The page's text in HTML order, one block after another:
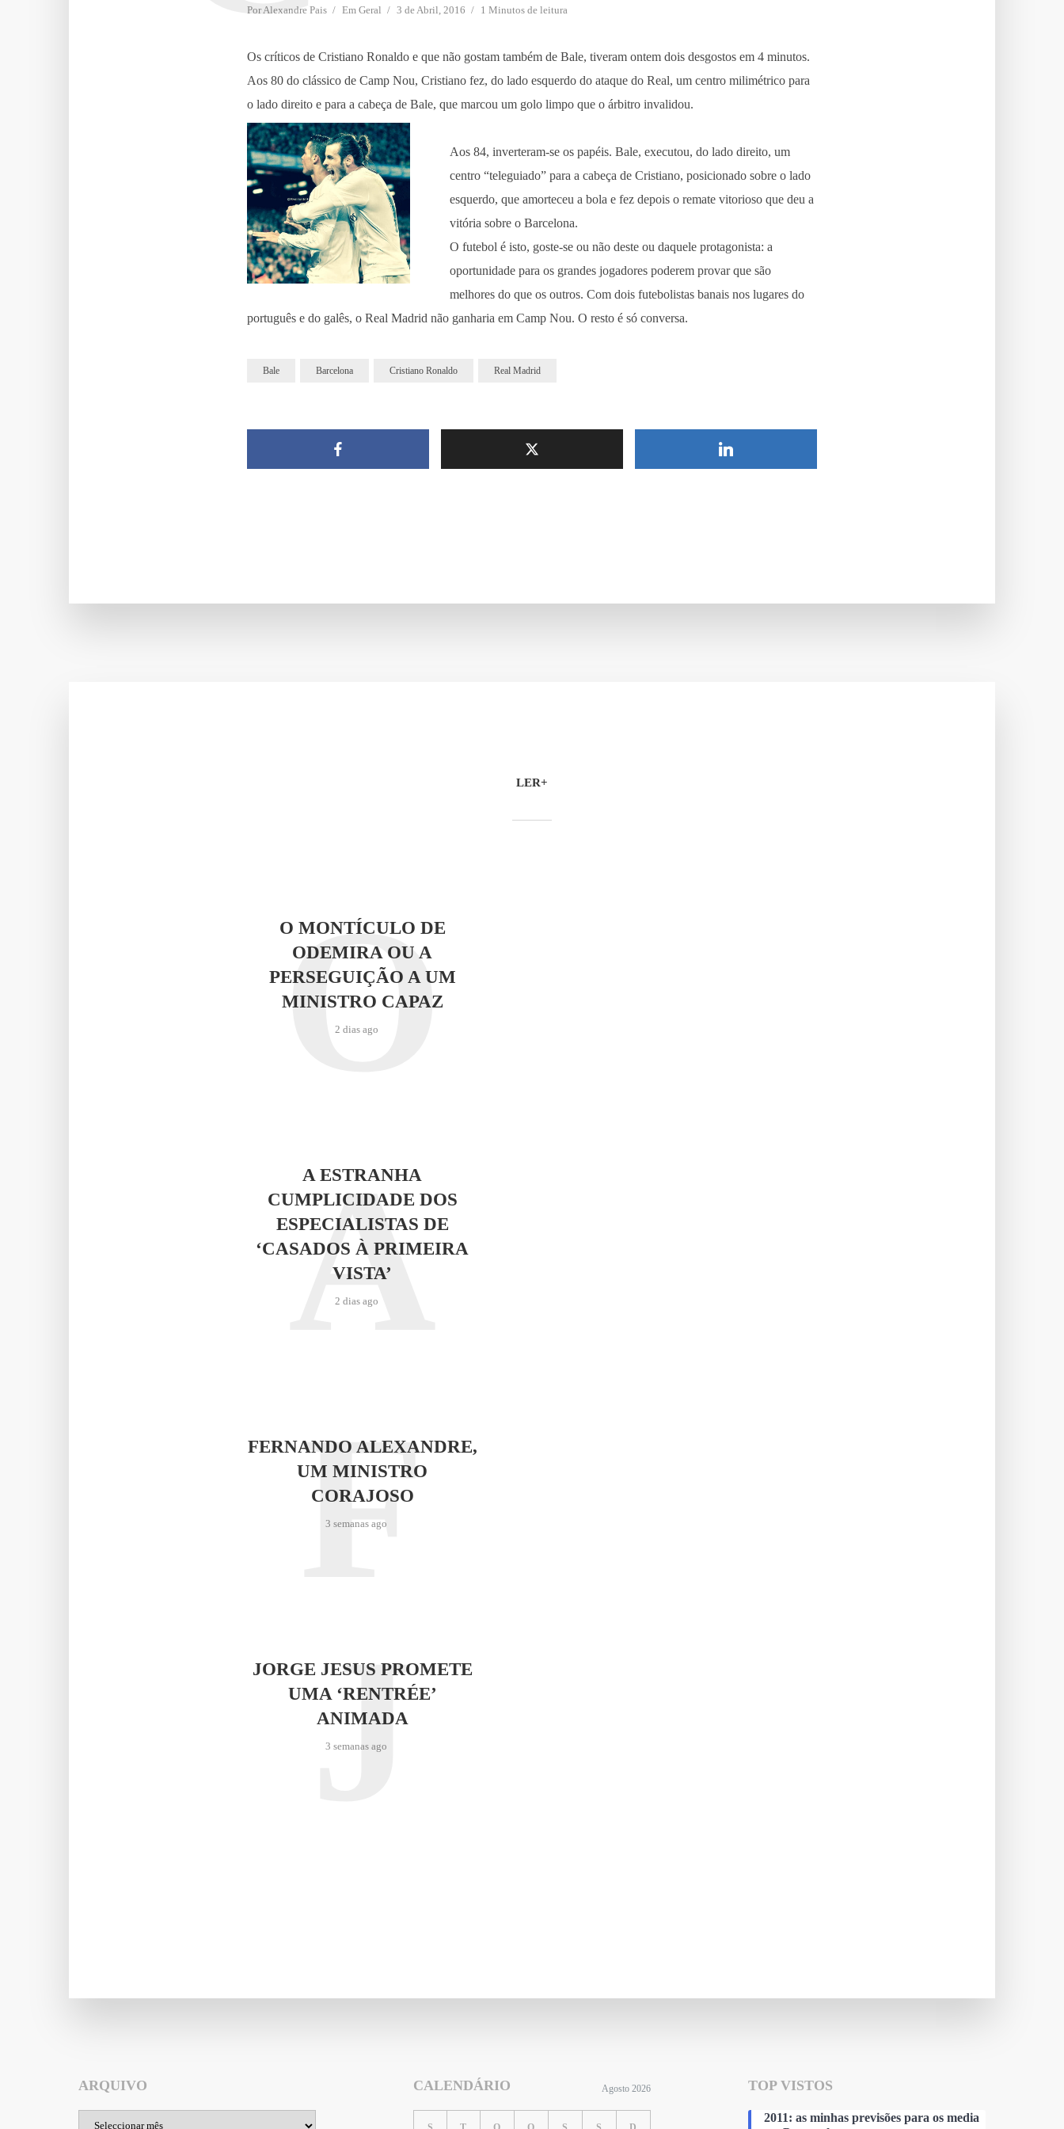
PorAlexandre Pais Em Geral 3 de Abril, 2016 1 Minutos de leitura
Os críticos de Cristiano Ronaldo e que não gostam também de Bale, tiveram ontem dois desgostos em 4 minutos.
Aos 80 do clássico de Camp Nou, Cristiano fez, do lado esquerdo do ataque do Real, um centro milimétrico para
o lado direito e para a cabeça de Bale, que marcou um golo limpo que o árbitro invalidou.
Aos 84, inverteram-se os papéis. Bale, executou, do lado direito, um
centro “teleguiado” para a cabeça de Cristiano, posicionado sobre o lado
esquerdo, que amorteceu a bola e fez depois o remate vitorioso que deu a
vitória sobre o Barcelona.
O futebol é isto, goste-se ou não deste ou daquele protagonista: a
oportunidade para os grandes jogadores poderem provar que são
melhores do que os outros. Com dois futebolistas banais nos lugares do
português e do galês, o Real Madrid não ganharia em Camp Nou. O resto é só conversa.
Bale Barcelona Cristiano Ronaldo Real Madrid
LER+
O MONTÍCULO DE
ODEMIRA OU A
PERSEGUIÇÃO A UM
MINISTRO CAPAZ
2 dias ago
O
A ESTRANHA
CUMPLICIDADE DOS
ESPECIALISTAS DE
‘CASADOS À PRIMEIRA
VISTA’
2 dias ago
A
FERNANDO ALEXANDRE,
UM MINISTRO
CORAJOSO
3 semanas ago
F
JORGE JESUS PROMETE
UMA ‘RENTRÉE’
ANIMADA
3 semanas ago
J
ARQUIVO
Arquivo
CALENDÁRIO Agosto 2026 TOP VISTOS
2011: as minhas previsões para os media